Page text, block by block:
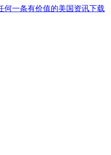
何一条有价值的美国资讯下载